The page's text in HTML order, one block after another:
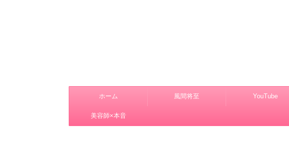
ホーム 風間将至 YouTube
美容師×本音